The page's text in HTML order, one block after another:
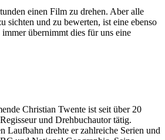
einen Film zu drehen. Aber alle
sichten und zu bewerten, ist eine ebenso
übernimmt dies für uns eine
Christian Twente ist seit über 20
und Drehbuchautor tätig.
Laufbahn drehte er zahlreiche Serien und